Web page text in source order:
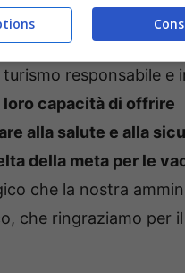
–
Il
pulite e sicure e
responsabile e
capacità di offrire
alla salute e alla
della meta per le
che la nostra
che ringraziamo per